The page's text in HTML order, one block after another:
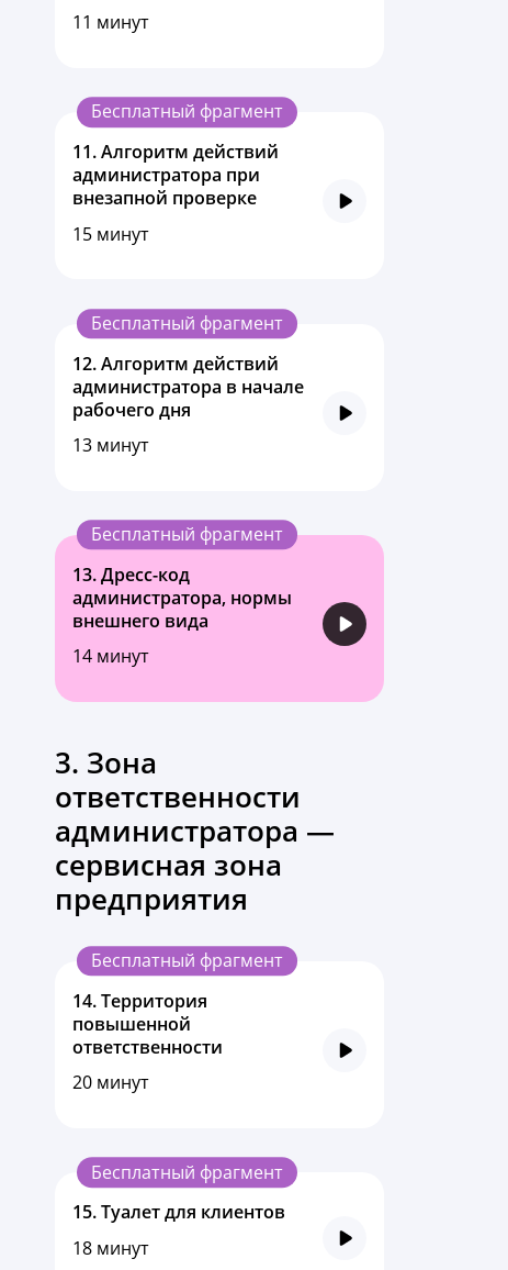
11 минут
Бесплатный фрагмент
11.Алгоритм действий
администратора при
внезапной проверке
15 минут
Бесплатный фрагмент
12.Алгоритм действий
администратора в начале
рабочего дня
13 минут
Бесплатный фрагмент
13.Дресс-код
администратора, нормы
внешнего вида
14 минут
3. Зона
ответственности
администратора —
сервисная зона
предприятия
Бесплатный фрагмент
14.Территория
повышенной
ответственности
20 минут
Бесплатный фрагмент
15.Туалет для клиентов
18 минут